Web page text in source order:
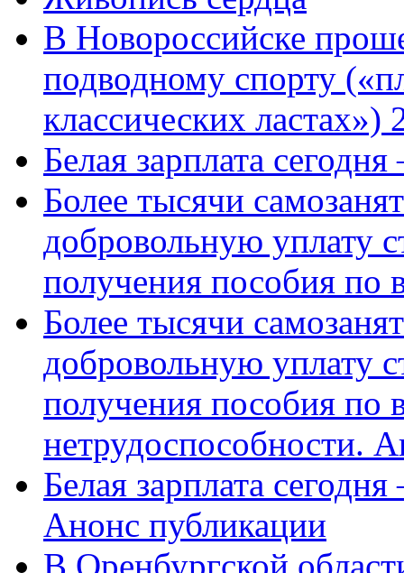
В Новороссийске
подводному спорту
классических ластах»)
Белая зарплата
Более тысячи
добровольную уплату
получения пособия по
Более тысячи
добровольную уплату
получения пособия по
нетрудоспособности.
Белая зарплата
Анонс публикации
В Оренбургской